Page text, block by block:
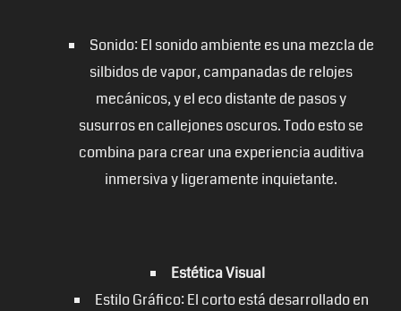
Sonido: El sonido ambiente es una mezcla de
silbidos de vapor, campanadas de relojes
mecánicos, y el eco distante de pasos y
susurros en callejones oscuros. Todo esto se
combina para crear una experiencia auditiva
inmersiva y ligeramente inquietante.
Estética Visual
Estilo Gráfico: El corto está desarrollado en